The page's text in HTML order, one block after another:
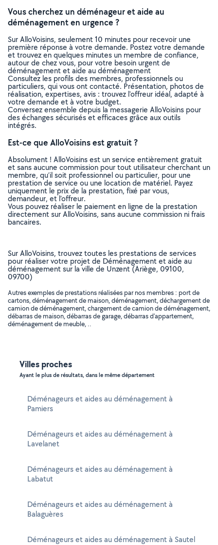
Vous cherchez un déménageur et aide au
déménagement en urgence ?
Sur AlloVoisins, seulement 10 minutes pour recevoir une
première réponse à votre demande. Postez votre demande
et trouvez en quelques minutes un membre de confiance,
autour de chez vous, pour votre besoin urgent de
déménagement et aide au déménagement
Consultez les profils des membres, professionnels ou
particuliers, qui vous ont contacté. Présentation, photos de
réalisation, expertises, avis : trouvez l'offreur idéal, adapté à
votre demande et à votre budget.
Conversez ensemble depuis la messagerie AlloVoisins pour
des échanges sécurisés et efficaces grâce aux outils
intégrés.
Est-ce que AlloVoisins est gratuit ?
Absolument ! AlloVoisins est un service entièrement gratuit
et sans aucune commission pour tout utilisateur cherchant un
membre, qu’il soit professionnel ou particulier, pour une
prestation de service ou une location de matériel. Payez
uniquement le prix de la prestation, fixé par vous,
demandeur, et l’offreur.
Vous pouvez réaliser le paiement en ligne de la prestation
directement sur AlloVoisins, sans aucune commission ni frais
bancaires.
Sur AlloVoisins, trouvez toutes les prestations de services
pour réaliser votre projet de Déménagement et aide au
déménagement sur la ville de Unzent (Ariège, 09100,
09700)
Autres exemples de prestations réalisées par nos membres : port de
cartons, déménagement de maison, déménagement, déchargement de
camion de déménagement, chargement de camion de déménagement,
débarras de maison, débarras de garage, débarras d'appartement,
déménagement de meuble, ..
Villes proches
Ayant le plus de résultats, dans le même département
Déménageurs et aides au déménagement à
Pamiers
Déménageurs et aides au déménagement à
Lavelanet
Déménageurs et aides au déménagement à
Labatut
Déménageurs et aides au déménagement à
Balaguères
Déménageurs et aides au déménagement à Sautel